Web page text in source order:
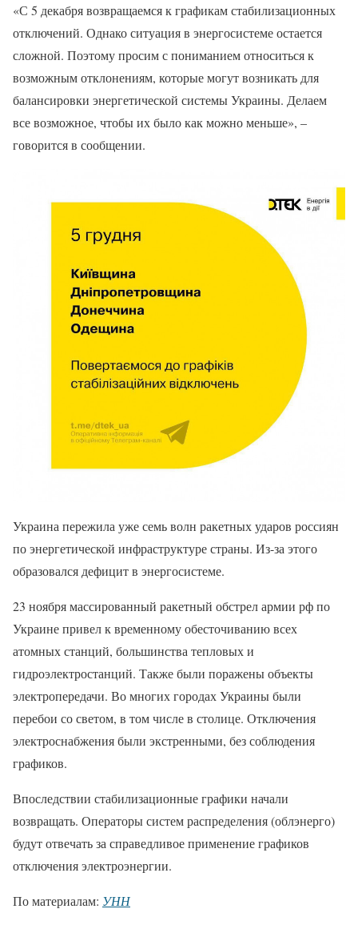
«С 5 декабря возвращаемся к графикам стабилизационных
отключений. Однако ситуация в энергосистеме остается
сложной. Поэтому просим с пониманием относиться к
возможным отклонениям, которые могут возникать для
балансировки энергетической системы Украины. Делаем
все возможное, чтобы их было как можно меньше», –
говорится в сообщении.
Украина пережила уже семь волн ракетных ударов россиян
по энергетической инфраструктуре страны. Из-за этого
образовался дефицит в энергосистеме.
23 ноября массированный ракетный обстрел армии рф по
Украине привел к временному обесточиванию всех
атомных станций, большинства тепловых и
гидроэлектростанций. Также были поражены объекты
электропередачи. Во многих городах Украины были
перебои со светом, в том числе в столице. Отключения
электроснабжения были экстренными, без соблюдения
графиков.
Впоследствии стабилизационные графики начали
возвращать. Операторы систем распределения (облэнерго)
будут отвечать за справедливое применение графиков
отключения электроэнергии.
По материалам: УНН